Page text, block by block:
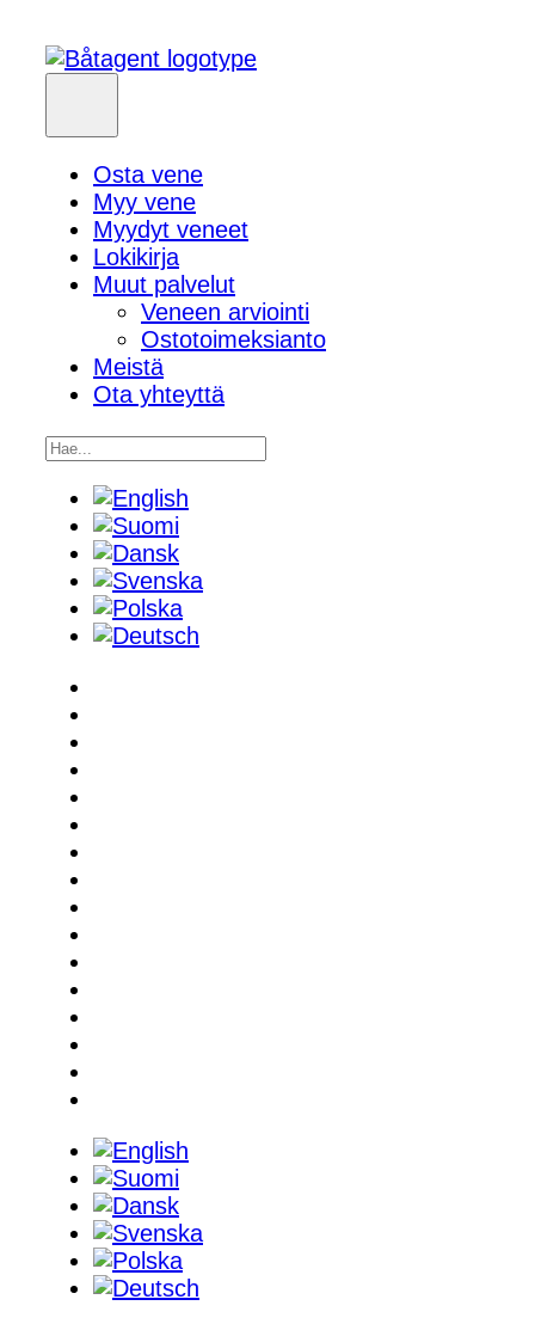
Osta vene
Myy vene
Myydyt veneet
Lokikirja
Muut palvelut
Veneen arviointi
Ostotoimeksianto
Meistä
Ota yhteyttä